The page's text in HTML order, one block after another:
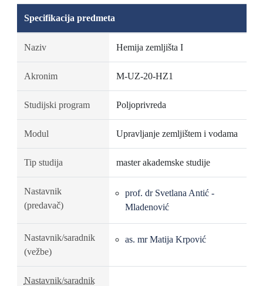
Specifikacija predmeta
Naziv Hemija zemljišta I
Akronim M-UZ-20-HZ1
Studijski program Poljoprivreda
Modul Upravljanje zemljištem i vodama
Tip studija master akademske studije
Nastavnik
(predavač)
prof. dr Svetlana Antić -
Mladenović
Nastavnik/saradnik
(vežbe)
as. mr Matija Krpović
Nastavnik/saradnik